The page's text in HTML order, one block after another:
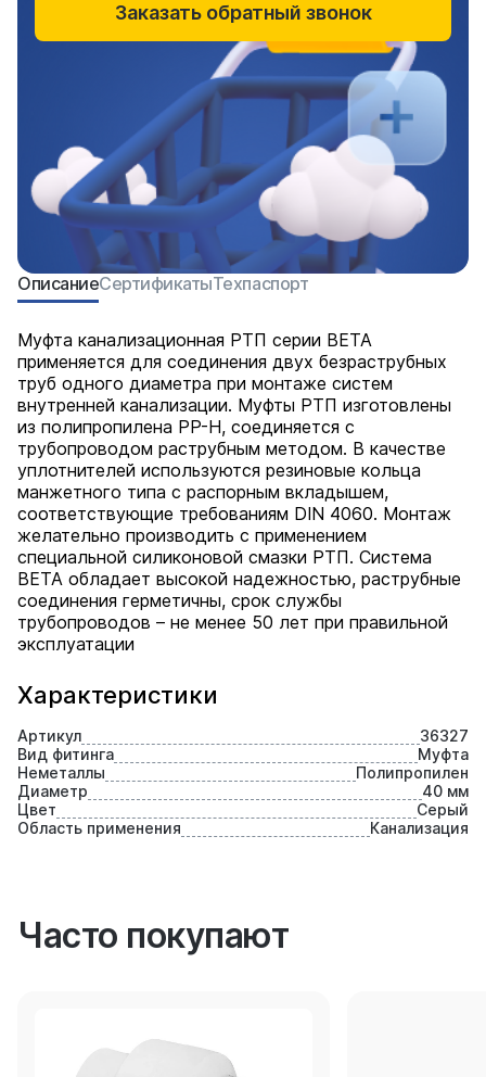
Характеристики
Артикул
36327
Вид фитинга
Муфта
Неметаллы
Полипропилен
Диаметр
40 мм
Цвет
Серый
Область применения
Канализация
ОписаниеСертификатыТехпаспорт
Муфта канализационная РТП серии BETA
применяется для соединения двух безраструбных
труб одного диаметра при монтаже систем
внутренней канализации. Муфты РТП изготовлены
из полипропилена PP-H, соединяется с
трубопроводом раструбным методом. В качестве
уплотнителей используются резиновые кольца
манжетного типа с распорным вкладышем,
соответствующие требованиям DIN 4060. Монтаж
желательно производить с применением
специальной силиконовой смазки РТП. Система
BETA обладает высокой надежностью, раструбные
соединения герметичны, срок службы
трубопроводов – не менее 50 лет при правильной
эксплуатации
Заказать обратный звонок
Часто покупают